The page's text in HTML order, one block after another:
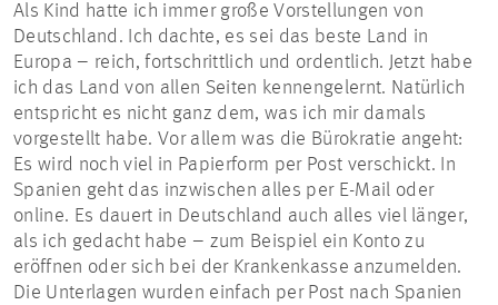
Als Kind hatte ich immer große Vorstellungen von
Deutschland. Ich dachte, es sei das beste Land in
Europa – reich, fortschrittlich und ordentlich. Jetzt habe
ich das Land von allen Seiten kennengelernt. Natürlich
entspricht es nicht ganz dem, was ich mir damals
vorgestellt habe. Vor allem was die Bürokratie angeht:
Es wird noch viel in Papierform per Post verschickt. In
Spanien geht das inzwischen alles per E-Mail oder
online. Es dauert in Deutschland auch alles viel länger,
als ich gedacht habe – zum Beispiel ein Konto zu
eröffnen oder sich bei der Krankenkasse anzumelden.
Die Unterlagen wurden einfach per Post nach Spanien